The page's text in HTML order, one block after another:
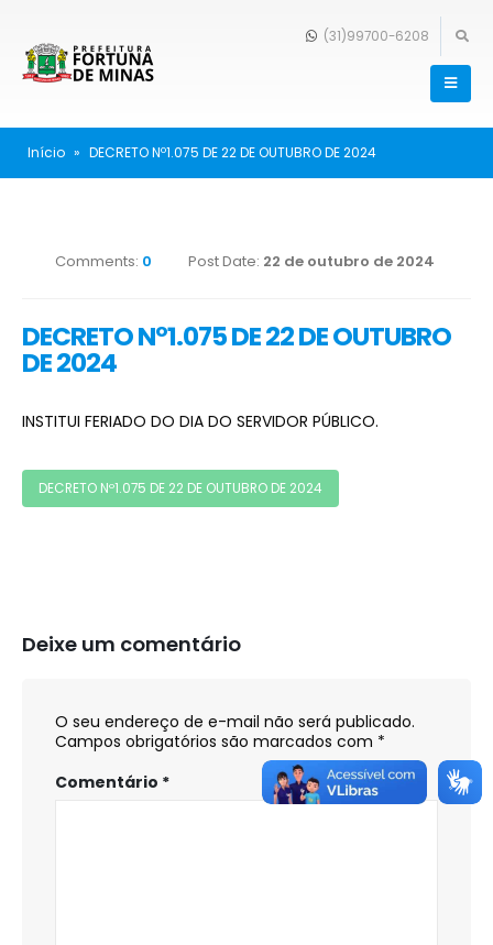
(31)99700-6208
Início » DECRETO Nº1.075 DE 22 DE OUTUBRO DE 2024
Comments: 0 Post Date: 22 de outubro de 2024
DECRETO Nº1.075 DE 22 DE OUTUBRO
DE 2024
INSTITUI FERIADO DO DIA DO SERVIDOR PÚBLICO.
DECRETO Nº1.075 DE 22 DE OUTUBRO DE 2024
Deixe um comentário
O seu endereço de e-mail não será publicado.
Campos obrigatórios são marcados com *
Comentário *